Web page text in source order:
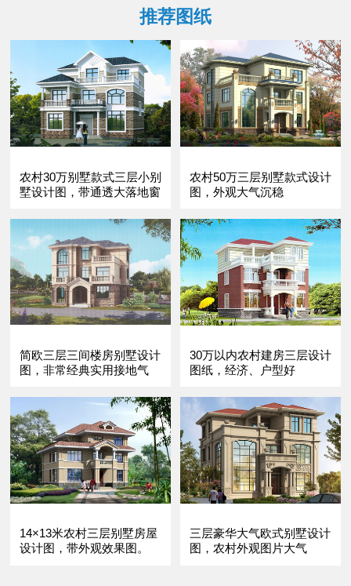
推荐图纸
农村30万别墅款式三层小别
墅设计图，带通透大落地窗
农村50万三层别墅款式设计
图，外观大气沉稳
简欧三层三间楼房别墅设计
图，非常经典实用接地气
30万以内农村建房三层设计
图纸，经济、户型好
14×13米农村三层别墅房屋
设计图，带外观效果图。
三层豪华大气欧式别墅设计
图，农村外观图片大气